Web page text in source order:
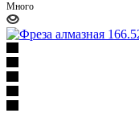
Много